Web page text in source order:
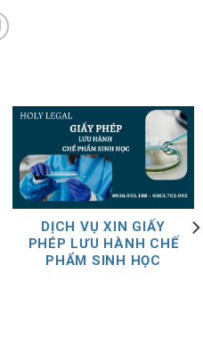
DỊCH VỤ XIN GIẤY
PHÉP LƯU HÀNH CHẾ
PHẨM SINH HỌC